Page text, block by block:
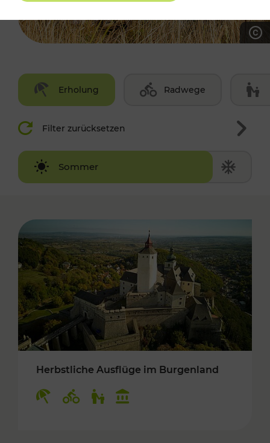
Erholung Radwege
Filter zurücksetzen
Sommer
Winter
Herbstliche Ausflüge im Burgenland